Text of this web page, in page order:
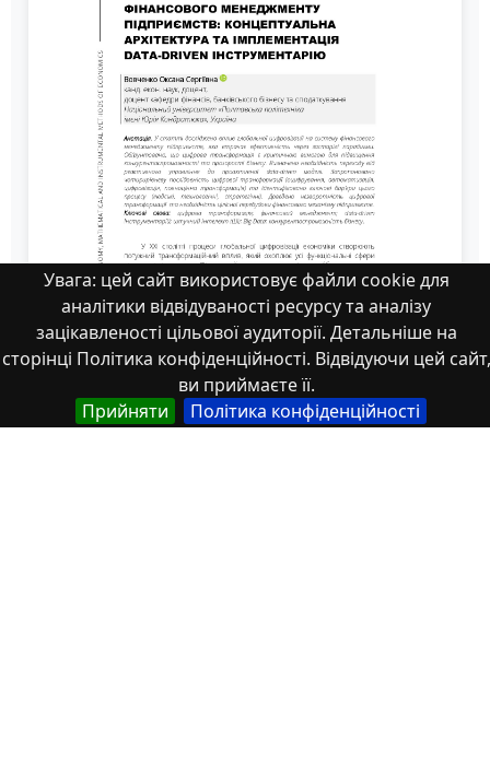
Увага: цей сайт використовує файли cookie для
аналітики відвідуваності ресурсу та аналізу
зацікавленості цільової аудиторії. Детальніше на
сторінці Політика конфіденційності. Відвідуючи цей сайт,
ви приймаєте її.
Прийняти
Політика конфіденційності